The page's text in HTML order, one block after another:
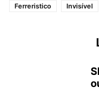
Ferreristico
Invisível